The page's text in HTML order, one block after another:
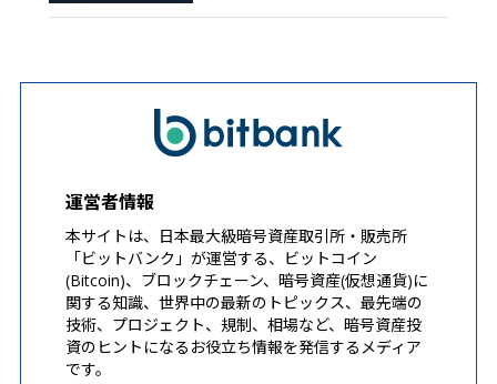
運営者情報
本サイトは、日本最大級暗号資産取引所・販売所
「ビットバンク」が運営する、ビットコイン
(Bitcoin)、ブロックチェーン、暗号資産(仮想通貨)に
関する知識、世界中の最新のトピックス、最先端の
技術、プロジェクト、規制、相場など、暗号資産投
資のヒントになるお役立ち情報を発信するメディア
です。